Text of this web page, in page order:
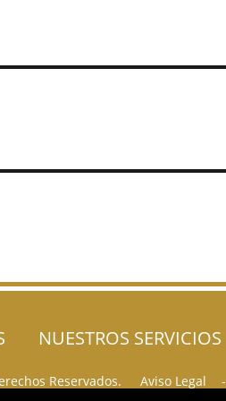
NUESTROS SERVICIOS
Reservados. Aviso Legal -